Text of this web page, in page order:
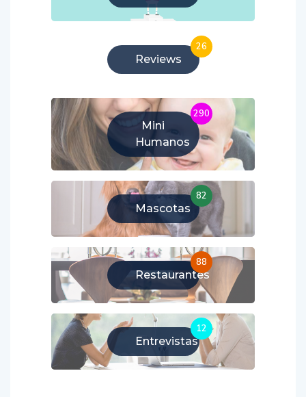
Reviews
26
Mini
Humanos
290
Mascotas
82
Restaurantes
88
Entrevistas
12